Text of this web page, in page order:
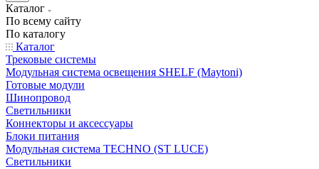
Каталог
По всему сайту
По каталогу
Каталог
Трековые системы
Модульная система освещения SHELF (Maytoni)
Готовые модули
Шинопровод
Светильники
Коннекторы и аксессуары
Блоки питания
Модульная система TECHNO (ST LUCE)
Светильники